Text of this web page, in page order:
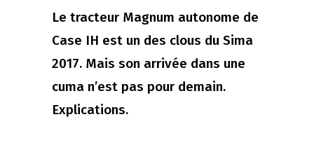
Le tracteur Magnum autonome de
Case IH est un des clous du Sima
2017. Mais son arrivée dans une
cuma n’est pas pour demain.
Explications.